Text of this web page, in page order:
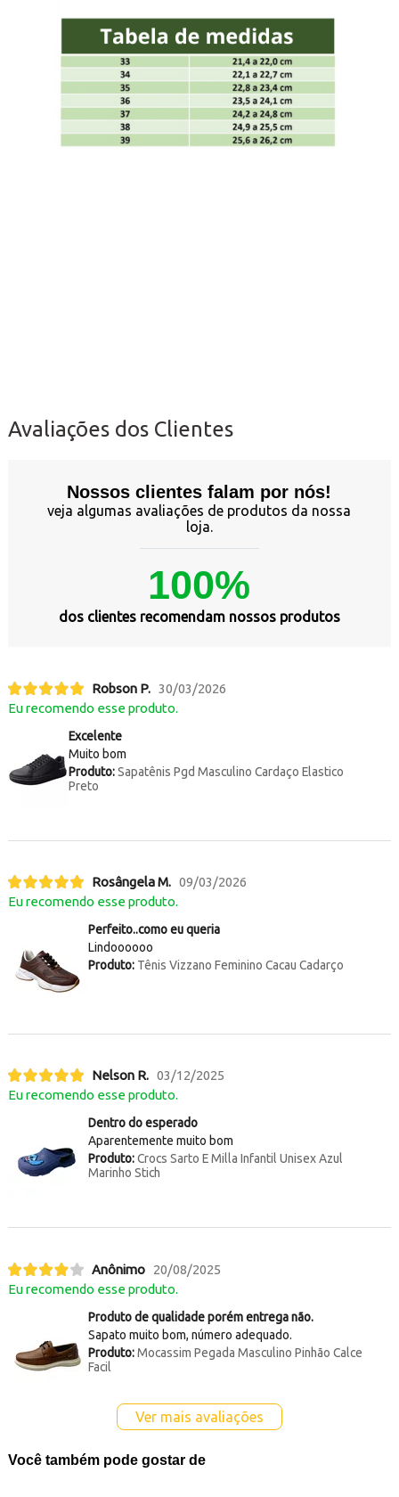
Avaliações dos Clientes
Nossos clientes falam por nós!
veja algumas avaliações de produtos da nossa
loja.
100%
dos clientes recomendam nossos produtos
Robson P. 30/03/2026
Eu recomendo esse produto.
Excelente
Muito bom
Produto:Sapatênis Pgd Masculino Cardaço Elastico
Preto
Rosângela M. 09/03/2026
Eu recomendo esse produto.
Perfeito..como eu queria
Lindoooooo
Produto:Tênis Vizzano Feminino Cacau Cadarço
Nelson R. 03/12/2025
Eu recomendo esse produto.
Dentro do esperado
Aparentemente muito bom
Produto:Crocs Sarto E Milla Infantil Unisex Azul
Marinho Stich
Anônimo 20/08/2025
Eu recomendo esse produto.
Produto de qualidade porém entrega não.
Sapato muito bom, número adequado.
Produto:Mocassim Pegada Masculino Pinhão Calce
Facil
Ver mais avaliações
Você também pode gostar de